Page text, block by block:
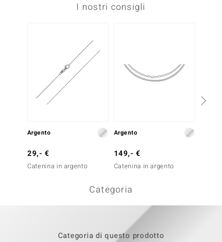
I nostri consigli
Argento
29,- €
Catenina in argento
Argento
149,- €
Catenina in argento
Categoria
Categoria di questo prodotto